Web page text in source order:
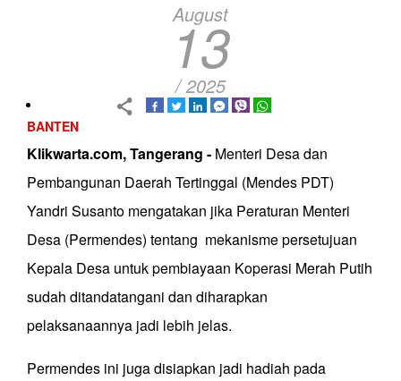
August
13
/ 2025
BANTEN
Klikwarta.com, Tangerang - Menteri Desa dan
Pembangunan Daerah Tertinggal (Mendes PDT)
Yandri Susanto mengatakan jika Peraturan Menteri
Desa (Permendes) tentang mekanisme persetujuan
Kepala Desa untuk pembiayaan Koperasi Merah Putih
sudah ditandatangani dan diharapkan
pelaksanaannya jadi lebih jelas.
Permendes ini juga disiapkan jadi hadiah pada